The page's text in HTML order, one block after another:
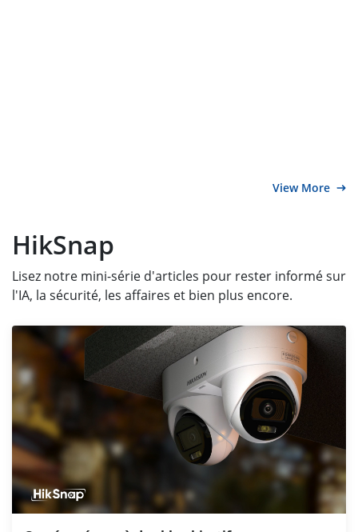
View More
HikSnap
Lisez notre mini-série d'articles pour rester informé sur
l'IA, la sécurité, les affaires et bien plus encore.